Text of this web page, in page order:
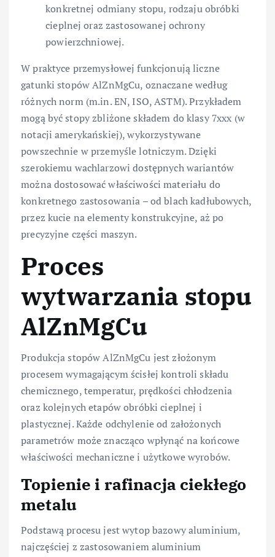
konkretnej odmiany stopu, rodzaju obróbki
cieplnej oraz zastosowanej ochrony
powierzchniowej.
W praktyce przemysłowej funkcjonują liczne
gatunki stopów AlZnMgCu, oznaczane według
różnych norm (m.in. EN, ISO, ASTM). Przykładem
mogą być stopy zbliżone składem do klasy 7xxx (w
notacji amerykańskiej), wykorzystywane
powszechnie w przemyśle lotniczym. Dzięki
szerokiemu wachlarzowi dostępnych wariantów
można dostosować właściwości materiału do
konkretnego zastosowania – od blach kadłubowych,
przez kucie na elementy konstrukcyjne, aż po
precyzyjne części maszyn.
Proces
wytwarzania stopu
AlZnMgCu
Produkcja stopów AlZnMgCu jest złożonym
procesem wymagającym ścisłej kontroli składu
chemicznego, temperatur, prędkości chłodzenia
oraz kolejnych etapów obróbki cieplnej i
plastycznej. Każde odchylenie od założonych
parametrów może znacząco wpłynąć na końcowe
właściwości mechaniczne i użytkowe wyrobów.
Topienie i rafinacja ciekłego
metalu
Podstawą procesu jest wytop bazowy aluminium,
najczęściej z zastosowaniem aluminium